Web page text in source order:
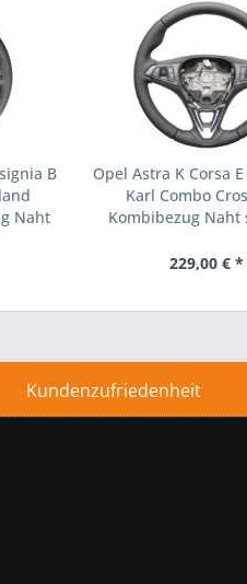
B
Naht
Opel Astra K Corsa
Karl Combo
Kombibezug Naht
229,00 € *
Kundenzufriedenheit